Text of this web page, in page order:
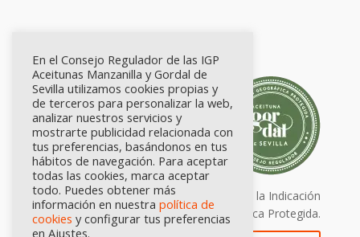
Calidad certificada por Origen. Sellos de la Indicación
Geográfica Protegida.
En el Consejo Regulador de las IGP
Aceitunas Manzanilla y Gordal de
Sevilla utilizamos cookies propias y
de terceros para personalizar la web,
analizar nuestros servicios y
mostrarte publicidad relacionada con
tus preferencias, basándonos en tus
hábitos de navegación. Para aceptar
todas las cookies, marca aceptar
todo. Puedes obtener más
información en nuestra política de
cookies y configurar tus preferencias
en Ajustes.